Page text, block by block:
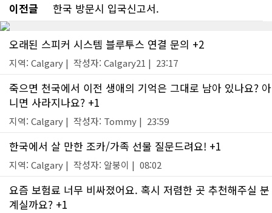
이전글
한국 방문시 입국신고서.
오래된 스피커 시스템 블루투스 연결 문의 +2
지역: Calgary | 작성자: Calgary21 | 23:17
죽으면 천국에서 이전 생애의 기억은 그대로 남아 있나요? 아
니면 사라지나요? +1
지역: Calgary | 작성자: Tommy | 23:59
한국에서 살 만한 조카/가족 선물 질문드려요! +1
지역: Calgary | 작성자: 알붕이 | 08:02
요즘 보험료 너무 비싸졌어요. 혹시 저렴한 곳 추천해주실 분
계실까요? +1